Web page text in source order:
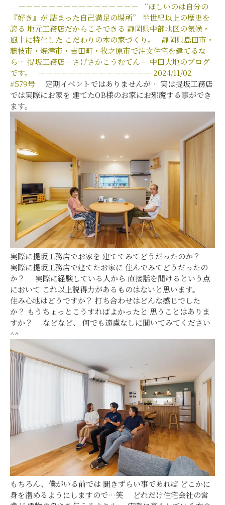
－－－－－－－－－－－－－－－－
“ほしいのは自分の
『好き』が詰まった自己満足の場所”
半世紀以上の歴史を
誇る 地元工務店だからこそできる 静岡県中部地区の気候・
風土に特化した こだわりの木の家づくり。
静岡県島田市・
藤枝市・焼津市・吉田町・牧之原市で注文住宅を建てるな
ら… 提坂工務店－さげさかこうむてん－ 中田大地のブログ
です。
－－－－－－－－－－－－－－－ 2024/11/02
#579号 定期イベントではありませんが… 実は提坂工務店
では実際にお家を 建てたOB様のお家にお邪魔する事ができ
ます。
実際に提坂工務店でお家を 建ててみてどうだったのか？
実際に提坂工務店で建てたお家に 住んでみてどうだったの
か？ 実際に経験している人から 直接話を聞けるという点
において これ以上説得力があるものはないと思います。
住み心地はどうですか？ 打ち合わせはどんな感じでした
か？ もうちょっとこうすればよかったと 思うことはありま
すか？ などなど、 何でも遠慮なしに聞いてみてください
^^
もちろん、僕がいる前では 聞きずらい事であれば どこかに
身を潜めるようにしますので…笑 どれだけ住宅会社の営